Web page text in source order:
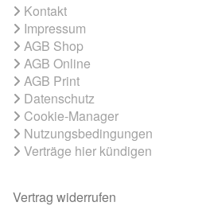
Kontakt
Impressum
AGB Shop
AGB Online
AGB Print
Datenschutz
Cookie-Manager
Nutzungsbedingungen
Verträge hier kündigen
Vertrag widerrufen